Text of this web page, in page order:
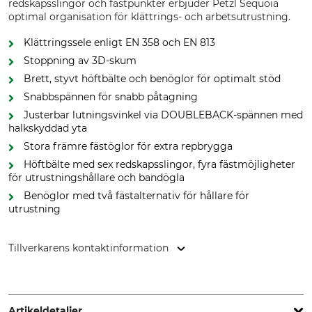
redskapsslingor och fästpunkter erbjuder Petzl Sequoia
optimal organisation för klättrings- och arbetsutrustning.
Klättringssele enligt EN 358 och EN 813
Stoppning av 3D-skum
Brett, styvt höftbälte och benöglor för optimalt stöd
Snabbspännen för snabb påtagning
Justerbar lutningsvinkel via DOUBLEBACK-spännen med
halkskyddad yta
Stora främre fästöglor för extra repbrygga
Höftbälte med sex redskapsslingor, fyra fästmöjligheter
för utrustningshållare och bandögla
Benöglor med två fästalternativ för hållare för
utrustning
Tillverkarens kontaktinformation
France, www.petzl.com